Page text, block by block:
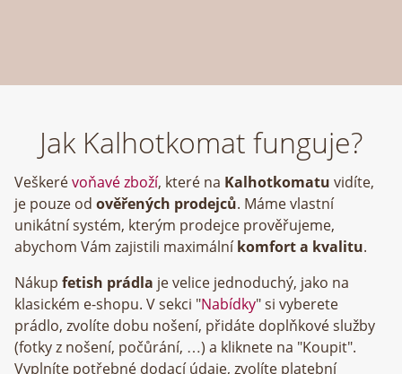
Jak Kalhotkomat funguje?
Veškerévoňavé zboží, které na Kalhotkomatu vidíte,
je pouze od ověřených prodejců. Máme vlastní
unikátní systém, kterým prodejce prověřujeme,
abychom Vám zajistili maximálníkomfort a kvalitu.
Nákup fetish prádla je velice jednoduchý, jako na
klasickém e-shopu. V sekci "Nabídky" si vyberete
prádlo, zvolíte dobu nošení, přidáte doplňkové služby
(fotky z nošení, počůrání, …) a kliknete na "Koupit".
Vyplníte potřebné dodací údaje, zvolíte platební